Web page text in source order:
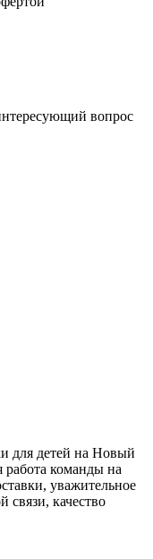
вопрос
для детей на Новый
работа команды на
уважительное
связи, качество